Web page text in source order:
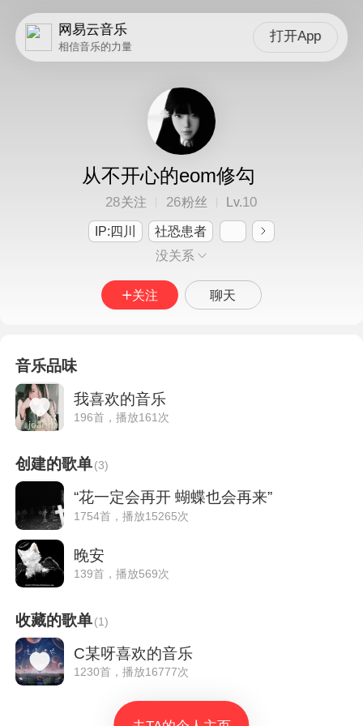
网易云音乐
相信音乐的力量
打开App
从不开心的eom修勾
28关注 26粉丝 Lv.10
IP:四川
社恐患者
没关系
关注 聊天
音乐品味
我喜欢的音乐
196首，播放161次
创建的歌单(3)
“花一定会再开 蝴蝶也会再来”
1754首，播放15265次
晚安
139首，播放569次
收藏的歌单(1)
C某呀喜欢的音乐
1230首，播放16777次